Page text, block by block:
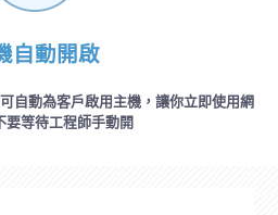
自動開啟
自動為客戶啟用主機，讓你立即使用網
要等待工程師手動開